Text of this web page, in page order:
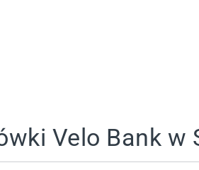
Velo Bank w